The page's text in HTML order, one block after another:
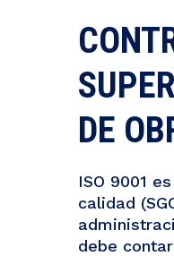
DE
ISO 9001
calidad
debe